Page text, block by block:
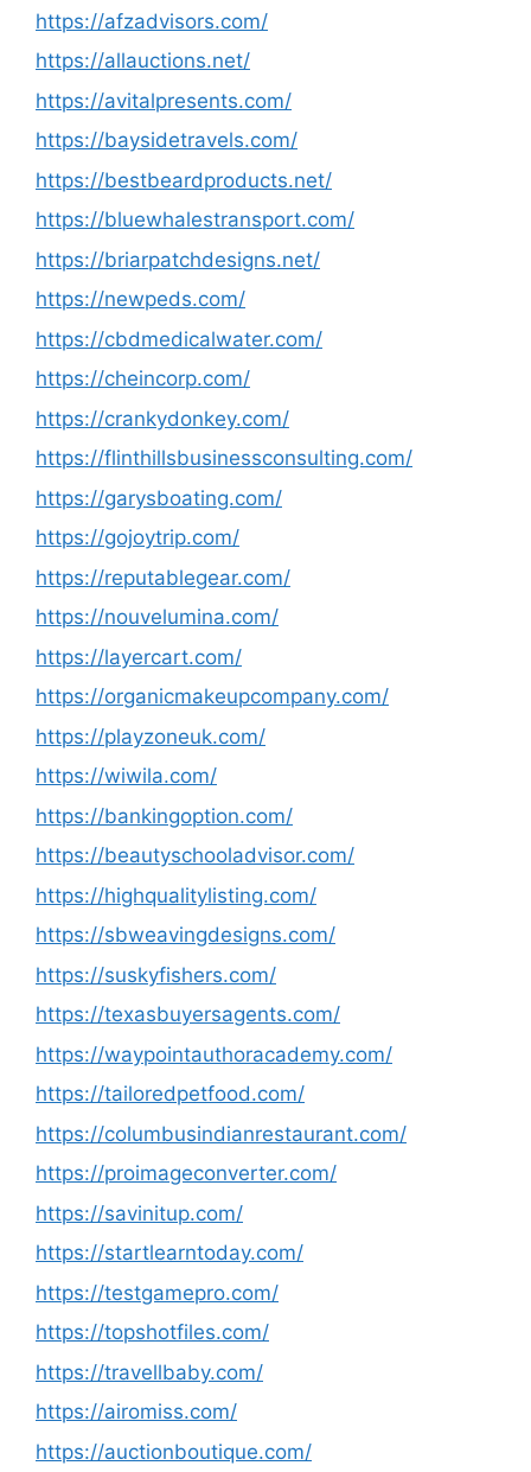
https://afzadvisors.com/
https://allauctions.net/
https://avitalpresents.com/
https://baysidetravels.com/
https://bestbeardproducts.net/
https://bluewhalestransport.com/
https://briarpatchdesigns.net/
https://newpeds.com/
https://cbdmedicalwater.com/
https://cheincorp.com/
https://crankydonkey.com/
https://flinthillsbusinessconsulting.com/
https://garysboating.com/
https://gojoytrip.com/
https://reputablegear.com/
https://nouvelumina.com/
https://layercart.com/
https://organicmakeupcompany.com/
https://playzoneuk.com/
https://wiwila.com/
https://bankingoption.com/
https://beautyschooladvisor.com/
https://highqualitylisting.com/
https://sbweavingdesigns.com/
https://suskyfishers.com/
https://texasbuyersagents.com/
https://waypointauthoracademy.com/
https://tailoredpetfood.com/
https://columbusindianrestaurant.com/
https://proimageconverter.com/
https://savinitup.com/
https://startlearntoday.com/
https://testgamepro.com/
https://topshotfiles.com/
https://travellbaby.com/
https://airomiss.com/
https://auctionboutique.com/